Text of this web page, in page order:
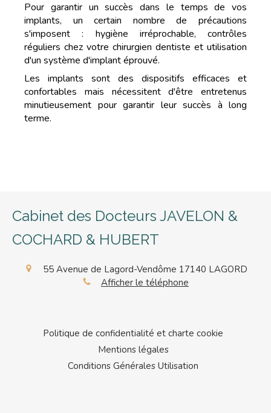
Pour garantir un succès dans le temps de vos
implants, un certain nombre de précautions
s'imposent : hygiène irréprochable, contrôles
réguliers chez votre chirurgien dentiste et utilisation
d'un système d'implant éprouvé.
Les implants sont des dispositifs efficaces et
confortables mais nécessitent d'être entretenus
minutieusement pour garantir leur succès à long
terme.
Cabinet des Docteurs JAVELON &
COCHARD & HUBERT
55 Avenue de Lagord-Vendôme 17140 LAGORD
Afficher le téléphone
Politique de confidentialité et charte cookie
Mentions légales
Conditions Générales Utilisation